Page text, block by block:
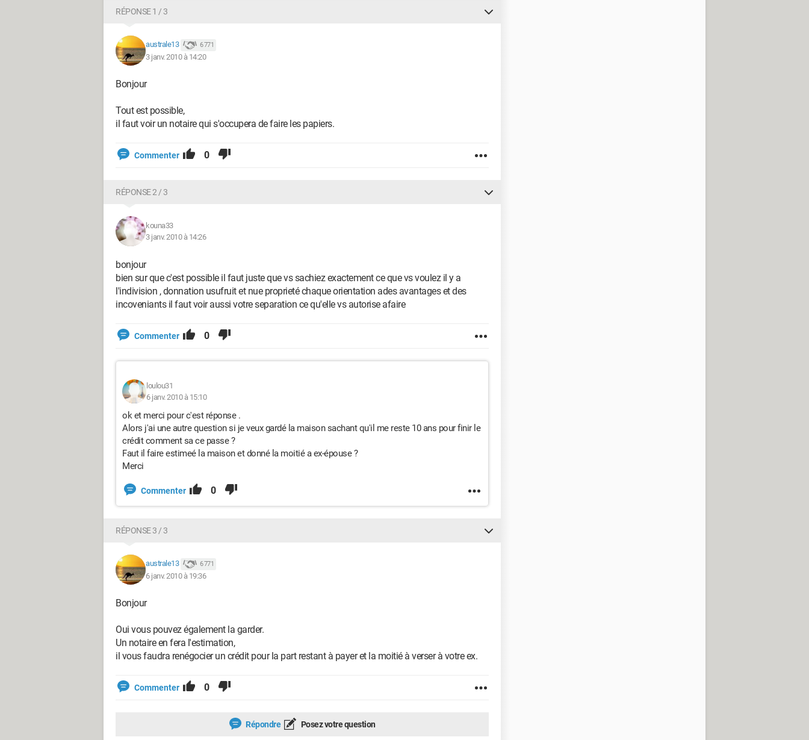
RÉPONSE 1 / 3
australe13 6 771
3 janv. 2010 à 14:20
Bonjour
Tout est possible,
il faut voir un notaire qui s'occupera de faire les papiers.
Commenter 0
RÉPONSE 2 / 3
kouna33
3 janv. 2010 à 14:26
bonjour
bien sur que c'est possible il faut juste que vs sachiez exactement ce que vs voulez il y a
l'indivision , donnation usufruit et nue proprieté chaque orientation ades avantages et des
incoveniants il faut voir aussi votre separation ce qu'elle vs autorise afaire
Commenter 0
loulou31
6 janv. 2010 à 15:10
ok et merci pour c'est réponse .
Alors j'ai une autre question si je veux gardé la maison sachant qu'il me reste 10 ans pour finir le
crédit comment sa ce passe ?
Faut il faire estimeé la maison et donné la moitié a ex-épouse ?
Merci
Commenter 0
RÉPONSE 3 / 3
australe13 6 771
6 janv. 2010 à 19:36
Bonjour
Oui vous pouvez également la garder.
Un notaire en fera l'estimation,
il vous faudra renégocier un crédit pour la part restant à payer et la moitié à verser à votre ex.
Commenter 0
Répondre Posez votre question